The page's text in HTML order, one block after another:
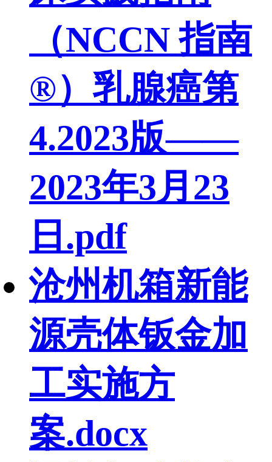
（NCCN 指南
®）乳腺癌第
4.2023版——
2023年3月23
日.pdf
沧州机箱新能
源壳体钣金加
工实施方
案.docx